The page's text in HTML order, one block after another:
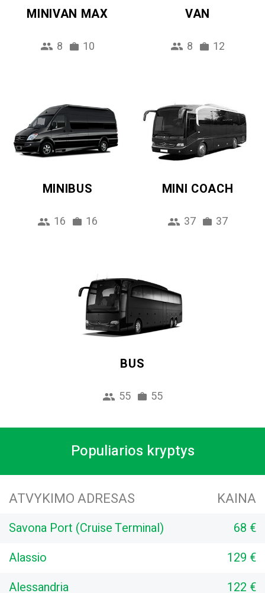
MINIVAN MAX
8 10
VAN
8 12
MINIBUS
16 16
MINI COACH
37 37
BUS
55 55
Populiarios kryptys
ATVYKIMO ADRESAS KAINA
Savona Port (Cruise Terminal)
68 €
Alassio
129 €
Alessandria
122 €